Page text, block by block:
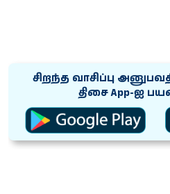
சிறந்த வாசிப்பு
திசை App-ஐ